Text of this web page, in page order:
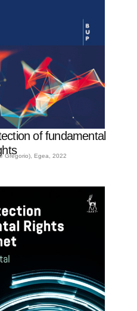
of fundamental
Gregorio), Egea, 2022